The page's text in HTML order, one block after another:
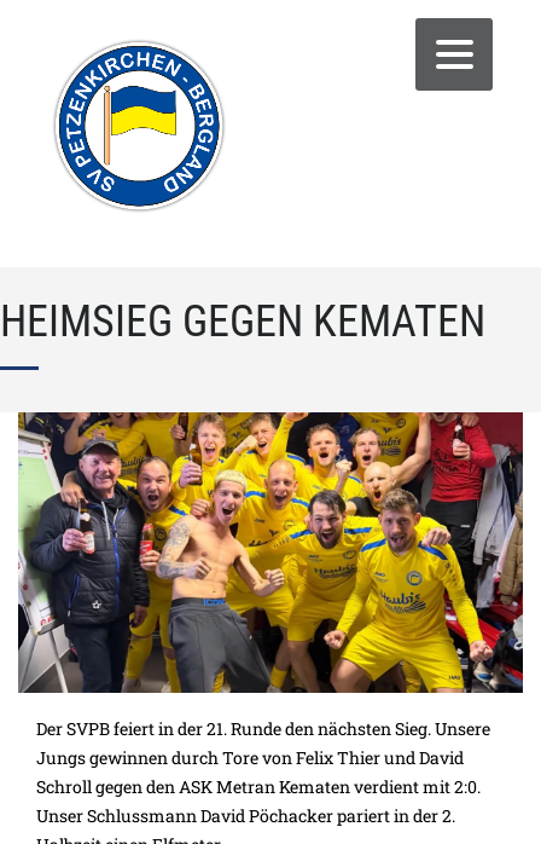
HEIMSIEG GEGEN KEMATEN
Der SVPB feiert in der 21. Runde den nächsten Sieg. Unsere
Jungs gewinnen durch Tore von Felix Thier und David
Schroll gegen den ASK Metran Kematen verdient mit 2:0.
Unser Schlussmann David Pöchacker pariert in der 2.